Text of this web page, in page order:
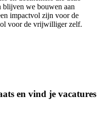
blijven we bouwen aan
impactvol zijn voor de
voor de vrijwilliger zelf.
en vind je vacatures